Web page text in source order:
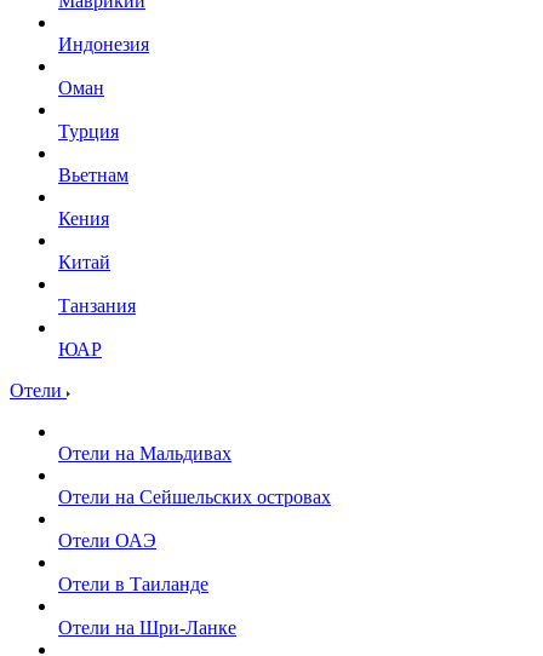
Индонезия
Оман
Турция
Вьетнам
Кения
Китай
Танзания
ЮАР
Отели
Отели на Мальдивах
Отели на Сейшельских островах
Отели ОАЭ
Отели в Таиланде
Отели на Шри-Ланке